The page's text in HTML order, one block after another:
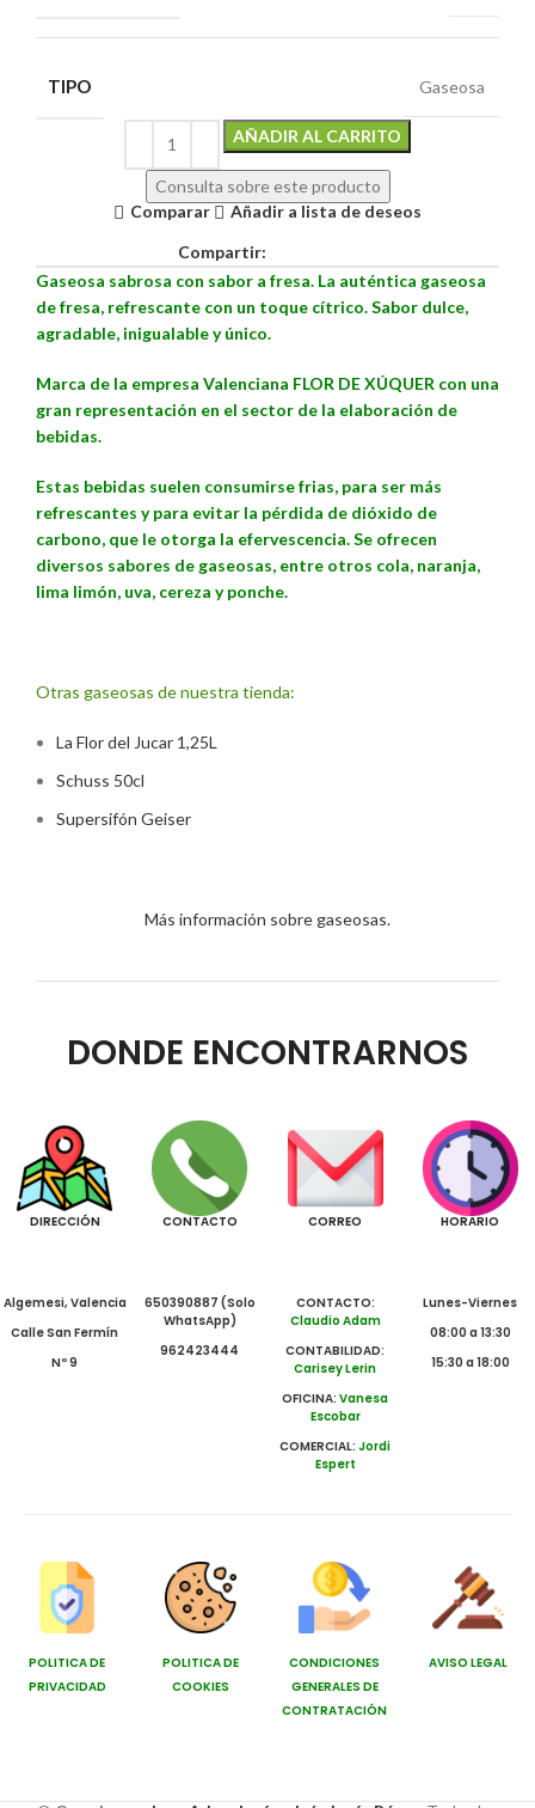
TIPO Gaseosa
AÑADIR AL CARRITO
Consulta sobre este producto
Comparar
Añadir a lista de deseos
Compartir:
Gaseosa sabrosa con sabor a fresa. La auténtica gaseosa
de fresa, refrescante con un toque cítrico. Sabor dulce,
agradable, inigualable y único.
Marca de la empresa Valenciana FLOR DE XÚQUER con una
gran representación en el sector de la elaboración de
bebidas.
Estas bebidas suelen consumirse frias, para ser más
refrescantes y para evitar la pérdida de dióxido de
carbono, que le otorga la efervescencia. Se ofrecen
diversos sabores de gaseosas, entre otros cola, naranja,
lima limón, uva, cereza y ponche.
Otras gaseosas de nuestra tienda:
La Flor del Jucar 1,25L
Schuss 50cl
Supersifón Geiser
Más información sobre gaseosas.
DONDE ENCONTRARNOS
DIRECCIÓN
Algemesi, Valencia
Calle San Fermín
Nº 9
CONTACTO
650390887 (Solo
WhatsApp)
962423444
CORREO
CONTACTO:
Claudio Adam
CONTABILIDAD:
Carisey Lerin
OFICINA:Vanesa
Escobar
COMERCIAL:Jordi
Espert
HORARIO
Lunes-Viernes
08:00 a 13:30
15:30 a 18:00
POLITICA DE
PRIVACIDAD
POLITICA DE
COOKIES
CONDICIONES
GENERALES DE
CONTRATACIÓN
AVISO LEGAL